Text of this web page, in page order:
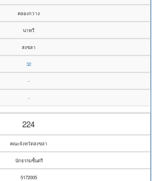
คลองกวาง
นาทวี
สงขลา
32
-
-
224
คณะจังหวัดสงขลา
นักธรรมชั้นตรี
5172005